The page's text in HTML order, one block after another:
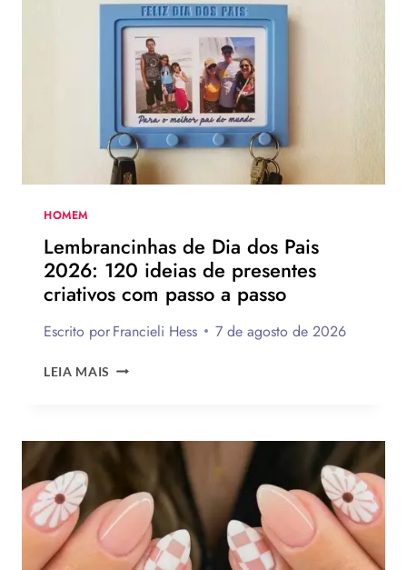
MAIS
IDEIAS
INSPIRAR
A
MONTAR
PRESENTEAR
OU
HOMEM
Lembrancinhas de Dia dos Pais
2026: 120 ideias de presentes
criativos com passo a passo
Escrito porFrancieli Hess 7 de agosto de 2026
LEIA MAIS LEMBRANCINHAS
PAIS
2026:
IDEIAS
DE
PRESENTES
CRIATIVOS